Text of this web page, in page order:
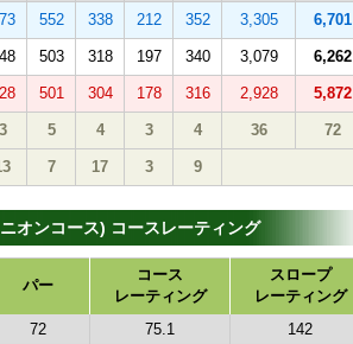
552 338 212 352 3,305 6,701
503 318 197 340 3,079 6,262
501 304 178 316 2,928 5,872
3 5 4 3 4 36 72
7 17 3 9
オンコース) コースレーティング
パー
コース
レーティング
スロープ
レーティング
72 75.1
142